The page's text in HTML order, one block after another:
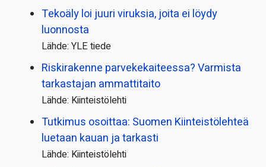
Tekoäly loi juuri viruksia, joita ei löydy
luonnosta
Lähde: YLE tiede
Riskirakenne parvekekaiteessa? Varmista
tarkastajan ammattitaito
Lähde: Kiinteistölehti
Tutkimus osoittaa: Suomen Kiinteistölehteä
luetaan kauan ja tarkasti
Lähde: Kiinteistölehti